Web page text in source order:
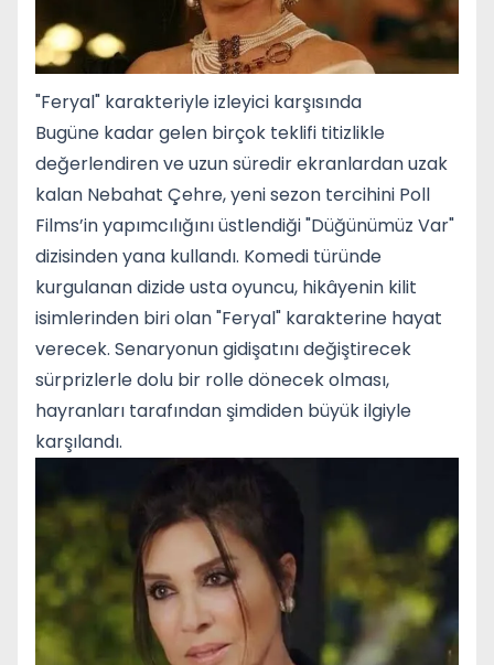
"Feryal" karakteriyle izleyici karşısında
Bugüne kadar gelen birçok teklifi titizlikle
değerlendiren ve uzun süredir ekranlardan uzak
kalan Nebahat Çehre, yeni sezon tercihini Poll
Films’in yapımcılığını üstlendiği "Düğünümüz Var"
dizisinden yana kullandı. Komedi türünde
kurgulanan dizide usta oyuncu, hikâyenin kilit
isimlerinden biri olan "Feryal" karakterine hayat
verecek. Senaryonun gidişatını değiştirecek
sürprizlerle dolu bir rolle dönecek olması,
hayranları tarafından şimdiden büyük ilgiyle
karşılandı.